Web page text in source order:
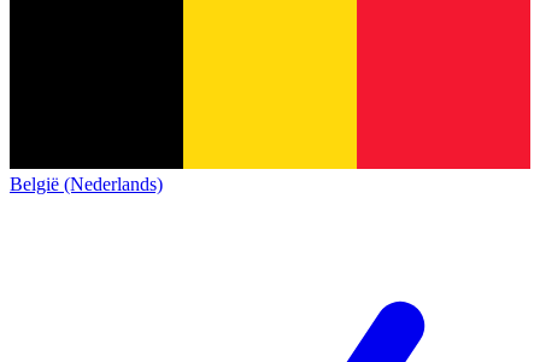
België (Nederlands)